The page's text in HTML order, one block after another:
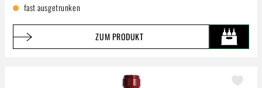
fast ausgetrunken
ZUM PRODUKT